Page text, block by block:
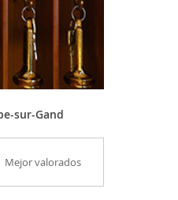
sur-Gand
Mejor valorados